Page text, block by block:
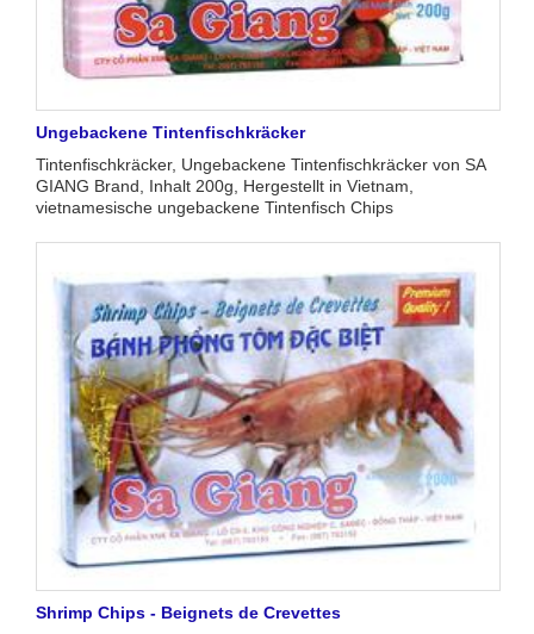
Ungebackene Tintenfischkräcker
Tintenfischkräcker, Ungebackene Tintenfischkräcker von SA
GIANG Brand, Inhalt 200g, Hergestellt in Vietnam,
vietnamesische ungebackene Tintenfisch Chips
Shrimp Chips - Beignets de Crevettes